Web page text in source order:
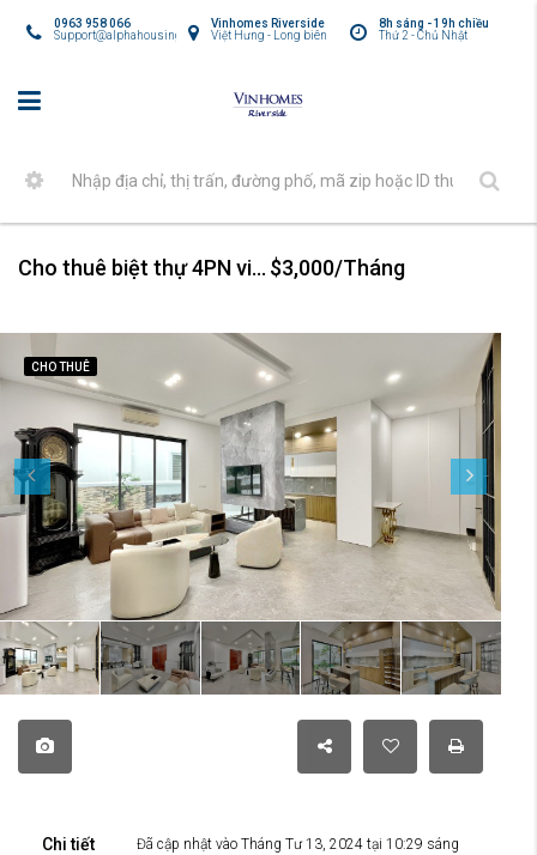
8h sáng - 19h chiều
Thứ 2 - Chủ Nhật
Vinhomes Riverside
Việt Hưng - Long biên
0963 958 066
Support@alphahousing.vn
Cho thuê biệt thự 4PN view sông, nội thất hiện đại tại Vinhomes Riverside $3,000/Tháng
CHO THUÊ
Chi tiết Đã cập nhật vào Tháng Tư 13, 2024 tại 10:29 sáng